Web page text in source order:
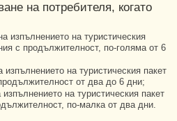
на потребителя, когато
изпълнението на туристическия
с продължителност, по-голяма от 6
на туристическия пакет
от два до 6 дни;
на туристическия пакет
по-малка от два дни.